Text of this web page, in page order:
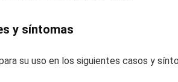
y síntomas
su uso en los siguientes casos y